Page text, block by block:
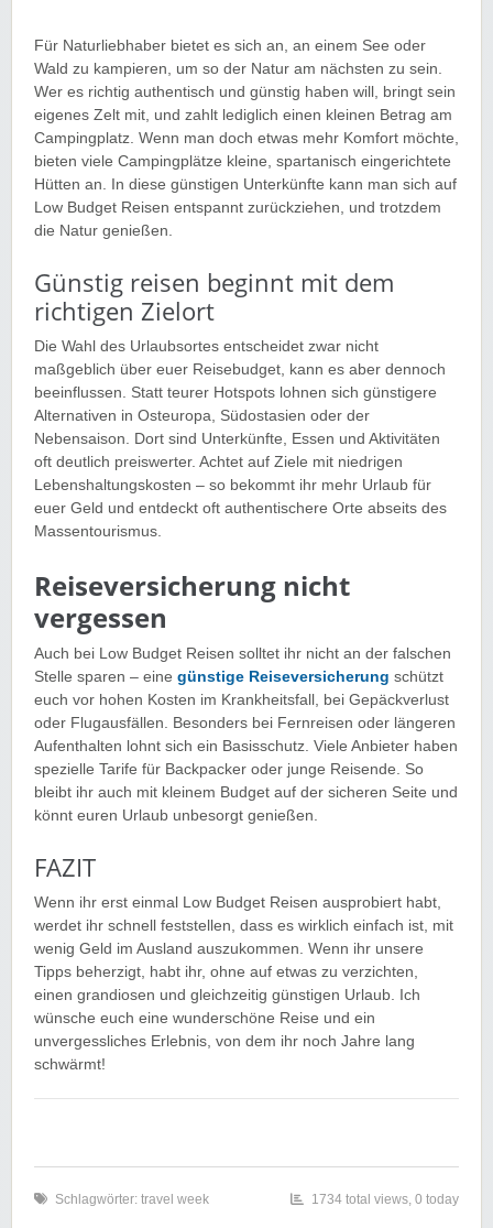
Für Naturliebhaber bietet es sich an, an einem See oder
Wald zu kampieren, um so der Natur am nächsten zu sein.
Wer es richtig authentisch und günstig haben will, bringt sein
eigenes Zelt mit, und zahlt lediglich einen kleinen Betrag am
Campingplatz. Wenn man doch etwas mehr Komfort möchte,
bieten viele Campingplätze kleine, spartanisch eingerichtete
Hütten an. In diese günstigen Unterkünfte kann man sich auf
Low Budget Reisen entspannt zurückziehen, und trotzdem
die Natur genießen.
Günstig reisen beginnt mit dem
richtigen Zielort
Die Wahl des Urlaubsortes entscheidet zwar nicht
maßgeblich über euer Reisebudget, kann es aber dennoch
beeinflussen. Statt teurer Hotspots lohnen sich günstigere
Alternativen in Osteuropa, Südostasien oder der
Nebensaison. Dort sind Unterkünfte, Essen und Aktivitäten
oft deutlich preiswerter. Achtet auf Ziele mit niedrigen
Lebenshaltungskosten – so bekommt ihr mehr Urlaub für
euer Geld und entdeckt oft authentischere Orte abseits des
Massentourismus.
Reiseversicherung nicht
vergessen
Auch bei Low Budget Reisen solltet ihr nicht an der falschen
Stelle sparen – eine günstige Reiseversicherung schützt
euch vor hohen Kosten im Krankheitsfall, bei Gepäckverlust
oder Flugausfällen. Besonders bei Fernreisen oder längeren
Aufenthalten lohnt sich ein Basisschutz. Viele Anbieter haben
spezielle Tarife für Backpacker oder junge Reisende. So
bleibt ihr auch mit kleinem Budget auf der sicheren Seite und
könnt euren Urlaub unbesorgt genießen.
FAZIT
Wenn ihr erst einmal Low Budget Reisen ausprobiert habt,
werdet ihr schnell feststellen, dass es wirklich einfach ist, mit
wenig Geld im Ausland auszukommen. Wenn ihr unsere
Tipps beherzigt, habt ihr, ohne auf etwas zu verzichten,
einen grandiosen und gleichzeitig günstigen Urlaub. Ich
wünsche euch eine wunderschöne Reise und ein
unvergessliches Erlebnis, von dem ihr noch Jahre lang
schwärmt!
Schlagwörter: travel week 1734 total views, 0 today